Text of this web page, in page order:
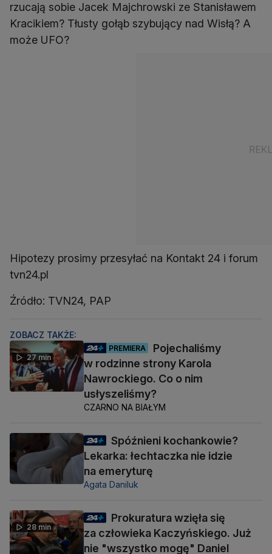
rzucają sobie Jacek Majchrowski ze Stanisławem
Kracikiem? Tłusty gołąb szybujący nad Wisłą? A
może UFO?
Hipotezy prosimy przesyłać na Kontakt 24 i forum
tvn24.pl
Źródło: TVN24, PAP
ZOBACZ TAKŻE:
27 min
PREMIERA
Pojechaliśmy
w rodzinne strony Karola
Nawrockiego. Co o nim
usłyszeliśmy?
CZARNO NA BIAŁYM
Spóźnieni kochankowie?
Lekarka: łechtaczka nie idzie
na emeryturę
Agata Daniluk
28 min
Prokuratura wzięła się
za człowieka Kaczyńskiego. Już
nie "wszystko mogę" Daniel